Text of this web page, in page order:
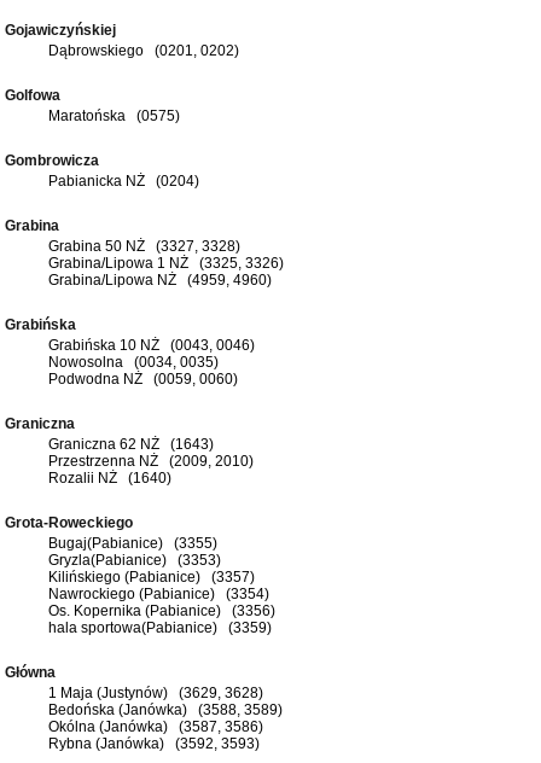
Gojawiczyńskiej
Dąbrowskiego (0201, 0202)
Golfowa
Maratońska (0575)
Gombrowicza
Pabianicka NŻ (0204)
Grabina
Grabina 50 NŻ (3327, 3328)
Grabina/Lipowa 1 NŻ (3325, 3326)
Grabina/Lipowa NŻ (4959, 4960)
Grabińska
Grabińska 10 NŻ (0043, 0046)
Nowosolna (0034, 0035)
Podwodna NŻ (0059, 0060)
Graniczna
Graniczna 62 NŻ (1643)
Przestrzenna NŻ (2009, 2010)
Rozalii NŻ (1640)
Grota-Roweckiego
Bugaj(Pabianice) (3355)
Gryzla(Pabianice) (3353)
Kilińskiego (Pabianice) (3357)
Nawrockiego (Pabianice) (3354)
Os. Kopernika (Pabianice) (3356)
hala sportowa(Pabianice) (3359)
Główna
1 Maja (Justynów) (3629, 3628)
Bedońska (Janówka) (3588, 3589)
Okólna (Janówka) (3587, 3586)
Rybna (Janówka) (3592, 3593)